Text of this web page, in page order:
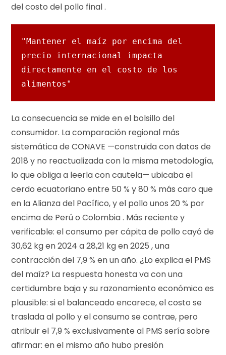
del costo del pollo final .
"Mantener el maíz por encima del
precio internacional impacta
directamente en el costo de los
alimentos"
La consecuencia se mide en el bolsillo del
consumidor. La comparación regional más
sistemática de CONAVE —construida con datos de
2018 y no reactualizada con la misma metodología,
lo que obliga a leerla con cautela— ubicaba el
cerdo ecuatoriano entre 50 % y 80 % más caro que
en la Alianza del Pacífico, y el pollo unos 20 % por
encima de Perú o Colombia . Más reciente y
verificable: el consumo per cápita de pollo cayó de
30,62 kg en 2024 a 28,21 kg en 2025 , una
contracción del 7,9 % en un año. ¿Lo explica el PMS
del maíz? La respuesta honesta va con una
certidumbre baja y su razonamiento económico es
plausible: si el balanceado encarece, el costo se
traslada al pollo y el consumo se contrae, pero
atribuir el 7,9 % exclusivamente al PMS sería sobre
afirmar: en el mismo año hubo presión